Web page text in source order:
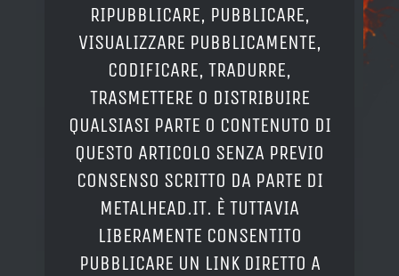
RIPUBBLICARE, PUBBLICARE,
VISUALIZZARE PUBBLICAMENTE,
CODIFICARE, TRADURRE,
TRASMETTERE O DISTRIBUIRE
QUALSIASI PARTE O CONTENUTO DI
QUESTO ARTICOLO SENZA PREVIO
CONSENSO SCRITTO DA PARTE DI
METALHEAD.IT. È TUTTAVIA
LIBERAMENTE CONSENTITO
PUBBLICARE UN LINK DIRETTO A